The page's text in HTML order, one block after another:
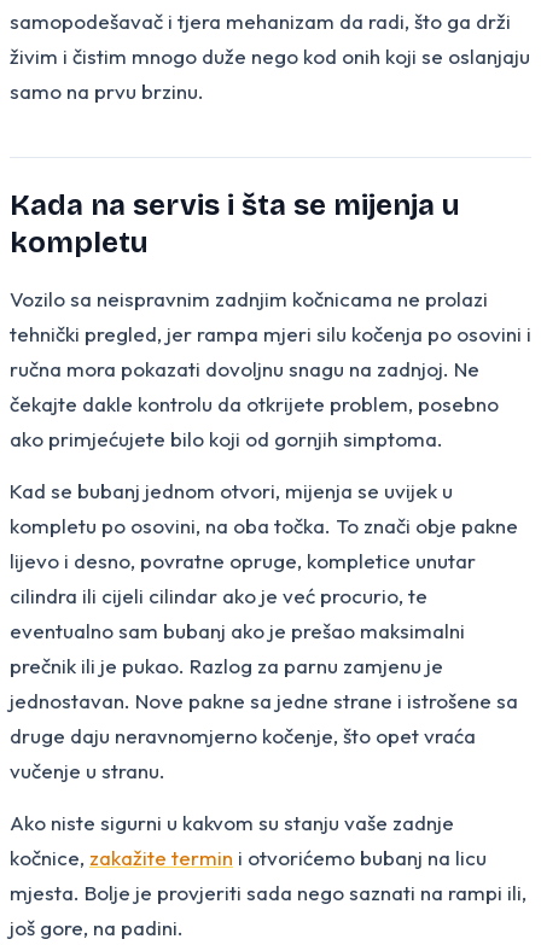
samopodešavač i tjera mehanizam da radi, što ga drži
živim i čistim mnogo duže nego kod onih koji se oslanjaju
samo na prvu brzinu.
Kada na servis i šta se mijenja u
kompletu
Vozilo sa neispravnim zadnjim kočnicama ne prolazi
tehnički pregled, jer rampa mjeri silu kočenja po osovini i
ručna mora pokazati dovoljnu snagu na zadnjoj. Ne
čekajte dakle kontrolu da otkrijete problem, posebno
ako primjećujete bilo koji od gornjih simptoma.
Kad se bubanj jednom otvori, mijenja se uvijek u
kompletu po osovini, na oba točka. To znači obje pakne
lijevo i desno, povratne opruge, kompletice unutar
cilindra ili cijeli cilindar ako je već procurio, te
eventualno sam bubanj ako je prešao maksimalni
prečnik ili je pukao. Razlog za parnu zamjenu je
jednostavan. Nove pakne sa jedne strane i istrošene sa
druge daju neravnomjerno kočenje, što opet vraća
vučenje u stranu.
Ako niste sigurni u kakvom su stanju vaše zadnje
kočnice, zakažite termin i otvorićemo bubanj na licu
mjesta. Bolje je provjeriti sada nego saznati na rampi ili,
još gore, na padini.